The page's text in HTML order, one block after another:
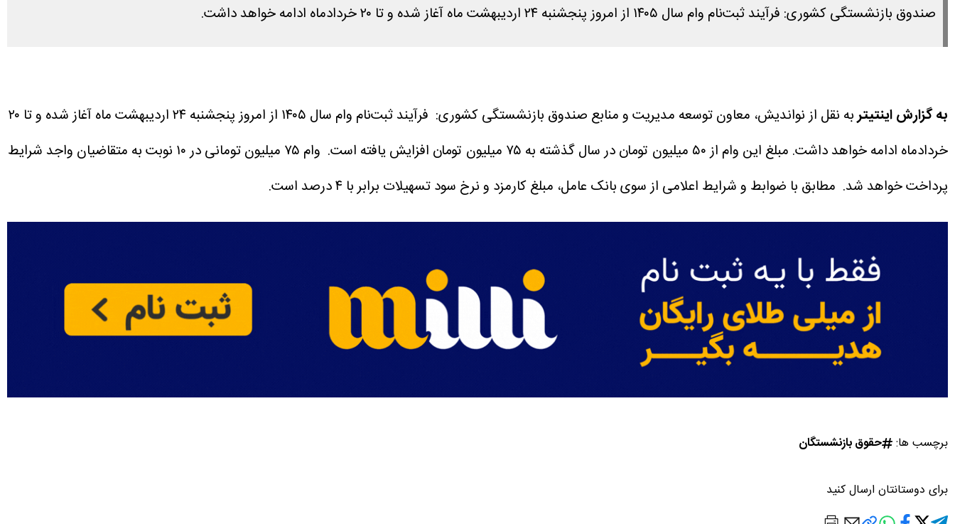
صندوق بازنشستگی کشوری: فرآیند ثبت‌نام وام سال ۱۴۰۵ از امروز پنجشنبه ۲۴ اردیبهشت ماه آغاز شده و تا ۲۰ خردادماه ادامه خواهد داشت.
به گزارش اینتیتربه نقل از نواندیش، معاون توسعه مدیریت و منابع صندوق بازنشستگی کشوری:
فرآیند ثبت‌نام وام سال ۱۴۰۵ از امروز پنجشنبه ۲۴ اردیبهشت ماه آغاز شده و تا ۲۰
خردادماه ادامه خواهد داشت. مبلغ این وام از ۵۰ میلیون تومان در سال گذشته به ۷۵ میلیون تومان افزایش یافته است.
وام ۷۵ میلیون تومانی در ۱۰ نوبت به متقاضیان واجد شرایط
پرداخت خواهد شد. مطابق با ضوابط و شرایط اعلامی از سوی بانک عامل، مبلغ کارمزد و نرخ سود تسهیلات برابر با ۴ درصد است‌.
برچسب ها: حقوق بازنشستگان
برای دوستانتان ارسال کنید